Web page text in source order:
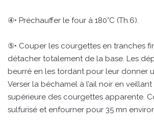
④• Préchauffer le four à 180°C (Th.6).
⑤• Couper les courgettes en tranches
détacher totalement de la base. Les
beurré en les tordant pour leur donner
Verser la béchamel à l’ail noir en
supérieure des courgettes apparente.
sulfurisé et enfourner pour 35 mn